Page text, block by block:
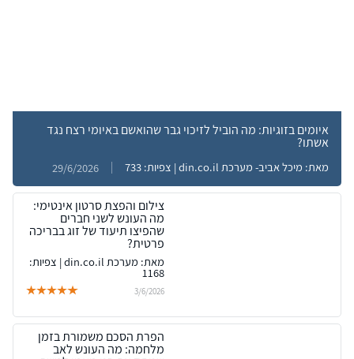
איומים בזוגיות: מה הוביל לזיכוי גבר שהואשם באיומי רצח נגד
אשתו?
מאת: מיכל אביב- מערכת din.co.il | צפיות: 733 29/6/2026
צילום והפצת סרטון אינטימי:
מה העונש לשני חברים
שהפיצו תיעוד של זוג בבריכה
פרטית?
מאת: מערכת din.co.il | צפיות:
1168
3/6/2026
הפרת הסכם משמורת בזמן
מלחמה: מה העונש לאב